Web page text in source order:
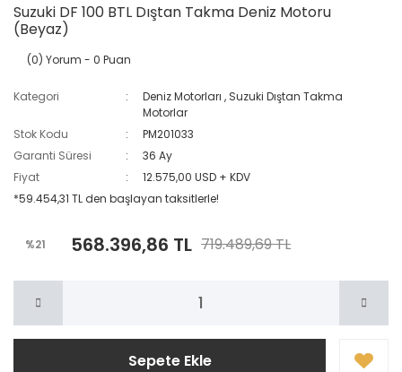
Suzuki DF 100 BTL Dıştan Takma Deniz Motoru
(Beyaz)
(0) Yorum - 0 Puan
Kategori Deniz Motorları , Suzuki Dıştan Takma
Motorlar
Stok Kodu
PM201033
Garanti Süresi
36 Ay
Fiyat
12.575,00 USD + KDV
*59.454,31 TL den başlayan taksitlerle!
%21 568.396,86 TL 719.489,69 TL
Sepete Ekle